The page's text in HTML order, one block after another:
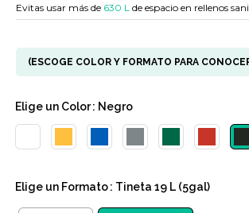
Evitas usar más de 630 L de espacio en rellenos
(ESCOGE COLOR Y FORMATO PARA
Elige un Color: Negro
Elige un Formato: Tineta 19 L (5gal)